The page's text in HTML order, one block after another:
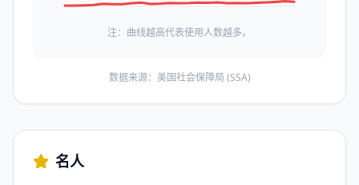
注：曲线越高代表使用人数越多。
数据来源：美国社会保障局 (SSA)
名人